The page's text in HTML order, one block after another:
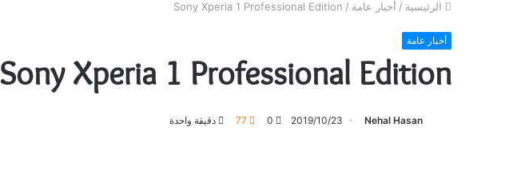
الرئيسية / أخبار عامة /
Sony Xperia 1 Professional Edition
أخبار عامة
Sony Xperia 1 Professional Edition
Nehal Hasan
2019/10/23
0
77 دقيقة واحدة